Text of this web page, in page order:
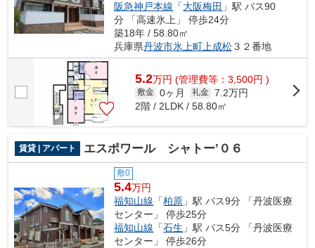
阪急神戸本線 「大阪梅田 」駅 バス90
分 「高速氷上」 停歩24分
築18年 / 58.80㎡
兵庫県丹波市氷上町上成松３２番地
5.2万円 (管理費等：3,500円 )
敷金 0ヶ月 礼金 7.2万円
2階 / 2LDK / 58.80㎡
賃貸 | アパート エスポワール シャトー’０６
敷0
5.4万円
福知山線 「柏原 」駅 バス9分 「丹波医療
センター」 停歩25分
福知山線 「石生 」駅 バス5分 「丹波医療
センター」 停歩26分